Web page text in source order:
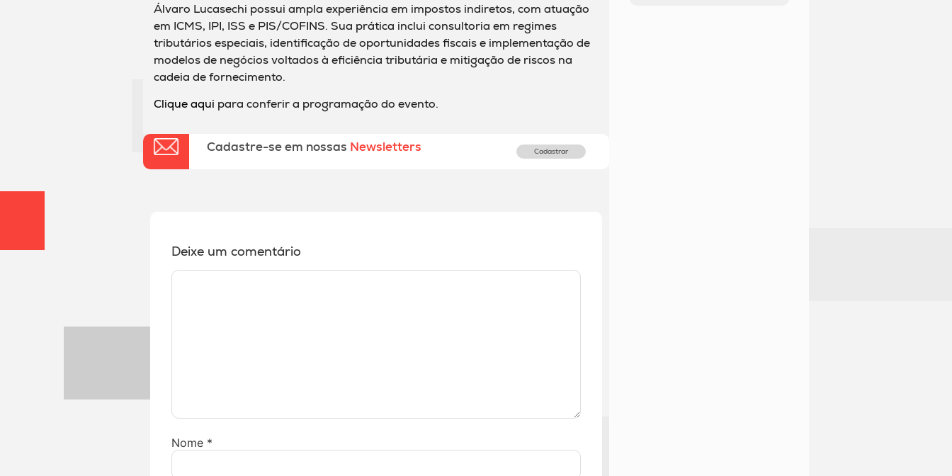
Álvaro Lucasechi possui ampla experiência em impostos indiretos, com atuação
em ICMS, IPI, ISS e PIS/COFINS. Sua prática inclui consultoria em regimes
tributários especiais, identificação de oportunidades fiscais e implementação de
modelos de negócios voltados à eficiência tributária e mitigação de riscos na
cadeia de fornecimento.
Clique aqui para conferir a programação do evento.
Cadastre-se em nossas Newsletters Cadastrar
Deixe um comentário
Nome *